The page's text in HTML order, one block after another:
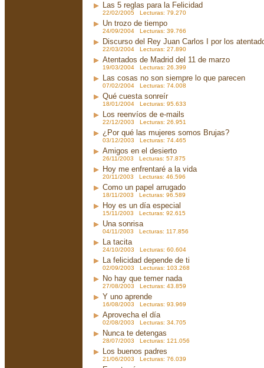
Las 5 reglas para la Felicidad
22/02/2005 Lecturas: 79.270
Un trozo de tiempo
24/09/2004 Lecturas: 39.766
Discurso del Rey Juan Carlos I por los
22/03/2004 Lecturas: 27.890
Atentados de Madrid del 11 de marzo
19/03/2004 Lecturas: 26.399
Las cosas no son siempre lo que parecen
07/02/2004 Lecturas: 74.008
Qué cuesta sonreír
18/01/2004 Lecturas: 95.633
Los reenvíos de e-mails
22/12/2003 Lecturas: 26.951
¿Por qué las mujeres somos Brujas?
03/12/2003 Lecturas: 74.465
Amigos en el desierto
26/11/2003 Lecturas: 57.875
Hoy me enfrentaré a la vida
20/11/2003 Lecturas: 46.596
Como un papel arrugado
18/11/2003 Lecturas: 96.589
Hoy es un día especial
15/11/2003 Lecturas: 92.615
Una sonrisa
04/11/2003 Lecturas: 117.856
La tacita
24/10/2003 Lecturas: 60.604
La felicidad depende de ti
02/09/2003 Lecturas: 103.268
No hay que temer nada
27/08/2003 Lecturas: 43.859
Y uno aprende
16/08/2003 Lecturas: 93.969
Aprovecha el día
02/08/2003 Lecturas: 34.705
Nunca te detengas
28/07/2003 Lecturas: 121.056
Los buenos padres
21/06/2003 Lecturas: 76.039